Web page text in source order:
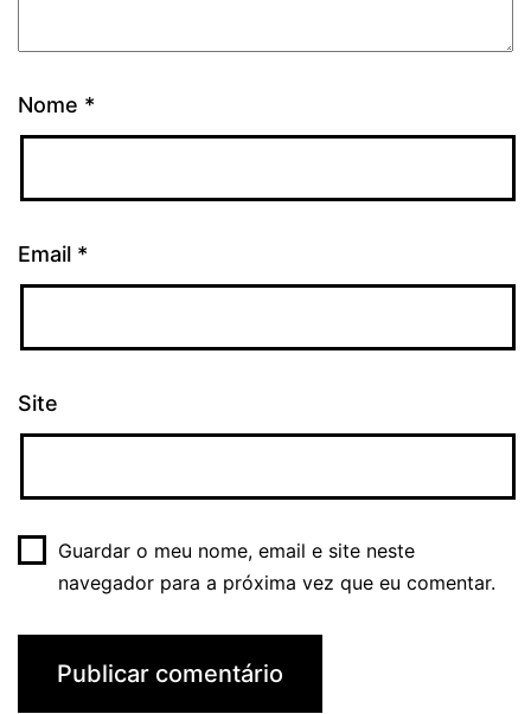
Nome *
Email *
Site
Guardar o meu nome, email e site neste
navegador para a próxima vez que eu comentar.